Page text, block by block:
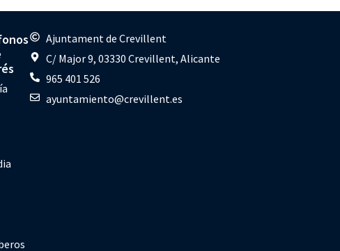
Ajuntament de Crevillent
C/ Major 9, 03330 Crevillent, Alicante
965 401 526
ayuntamiento@crevillent.es